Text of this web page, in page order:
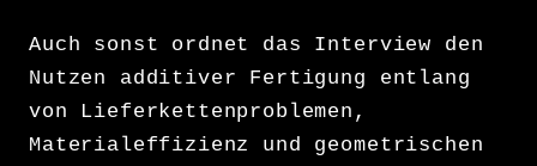
Auch sonst ordnet das Interview den
Nutzen additiver Fertigung entlang
von Lieferkettenproblemen,
Materialeffizienz und geometrischen